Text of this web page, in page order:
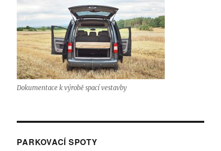
Dokumentace k výrobě spací vestavby
PARKOVACÍ SPOTY